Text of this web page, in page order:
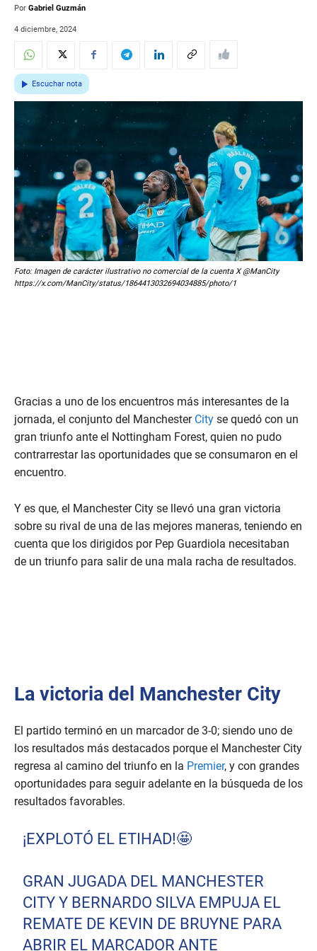
Por Gabriel Guzmán
4 diciembre, 2024
Escuchar nota
Foto: Imagen de carácter ilustrativo no comercial de la cuenta X @ManCity
https://x.com/ManCity/status/1864413032694034885/photo/1
Gracias a uno de los encuentros más interesantes de la
jornada, el conjunto del Manchester City se quedó con un
gran triunfo ante el Nottingham Forest, quien no pudo
contrarrestar las oportunidades que se consumaron en el
encuentro.
Y es que, el Manchester City se llevó una gran victoria
sobre su rival de una de las mejores maneras, teniendo en
cuenta que los dirigidos por Pep Guardiola necesitaban
de un triunfo para salir de una mala racha de resultados.
La victoria del Manchester City
El partido terminó en un marcador de 3-0; siendo uno de
los resultados más destacados porque el Manchester City
regresa al camino del triunfo en la Premier, y con grandes
oportunidades para seguir adelante en la búsqueda de los
resultados favorables.
¡EXPLOTÓ EL ETIHAD!🤩
GRAN JUGADA DEL MANCHESTER
CITY Y BERNARDO SILVA EMPUJA EL
REMATE DE KEVIN DE BRUYNE PARA
ABRIR EL MARCADOR ANTE